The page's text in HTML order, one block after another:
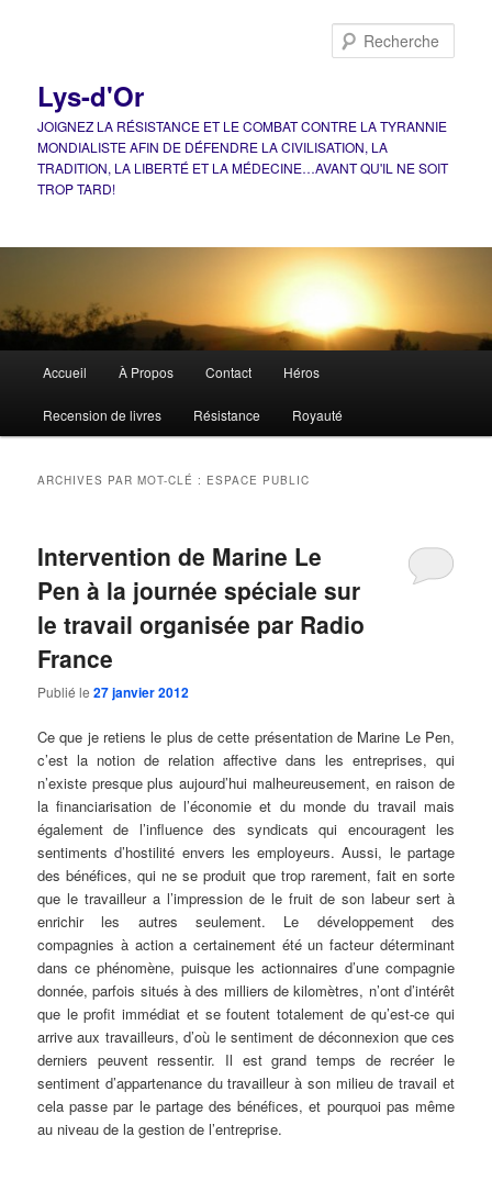
Lys-d'Or
JOIGNEZ LA RÉSISTANCE ET LE COMBAT CONTRE LA TYRANNIE
MONDIALISTE AFIN DE DÉFENDRE LA CIVILISATION, LA
TRADITION, LA LIBERTÉ ET LA MÉDECINE…AVANT QU'IL NE SOIT
TROP TARD!
principal
Accueil À Propos Contact Héros
Recension de livres Résistance Royauté
ARCHIVES PAR MOT-CLÉ : ESPACE PUBLIC
Intervention de Marine Le
Pen à la journée spéciale sur
le travail organisée par Radio
France
Publié le27 janvier 2012
Ce que je retiens le plus de cette présentation de Marine Le Pen,
c’est la notion de relation affective dans les entreprises, qui
n’existe presque plus aujourd’hui malheureusement, en raison de
la financiarisation de l’économie et du monde du travail mais
également de l’influence des syndicats qui encouragent les
sentiments d’hostilité envers les employeurs. Aussi, le partage
des bénéfices, qui ne se produit que trop rarement, fait en sorte
que le travailleur a l’impression de le fruit de son labeur sert à
enrichir les autres seulement. Le développement des
compagnies à action a certainement été un facteur déterminant
dans ce phénomène, puisque les actionnaires d’une compagnie
donnée, parfois situés à des milliers de kilomètres, n’ont d’intérêt
que le profit immédiat et se foutent totalement de qu’est-ce qui
arrive aux travailleurs, d’où le sentiment de déconnexion que ces
derniers peuvent ressentir. Il est grand temps de recréer le
sentiment d’appartenance du travailleur à son milieu de travail et
cela passe par le partage des bénéfices, et pourquoi pas même
au niveau de la gestion de l’entreprise.